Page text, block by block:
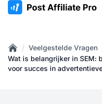
:site.title
Home
/ Veelgestelde Vragen
Wat is belangrijker in SEM:
voor succes in